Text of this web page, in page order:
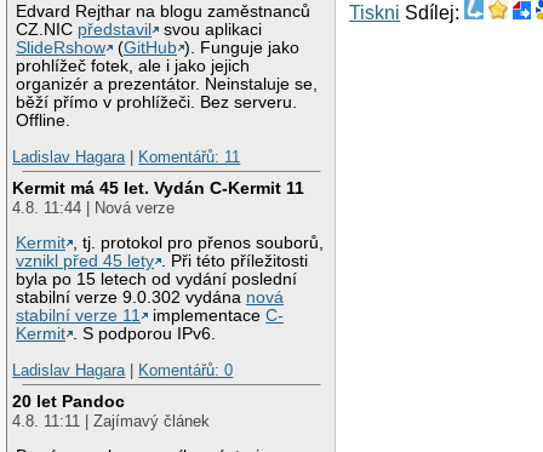
Edvard Rejthar na blogu zaměstnanců
CZ.NIC představil
svou aplikaci
SlideRshow
(GitHub ). Funguje jako
prohlížeč fotek, ale i jako jejich
organizér a prezentátor. Neinstaluje se,
běží přímo v prohlížeči. Bez serveru.
Offline.
Ladislav Hagara | Komentářů: 11
Kermit má 45 let. Vydán C-Kermit 11
4.8. 11:44 | Nová verze
Kermit , tj. protokol pro přenos souborů,
vznikl před 45 lety . Při této příležitosti
byla po 15 letech od vydání poslední
stabilní verze 9.0.302 vydána nová
stabilní verze 11
implementaceC-
Kermit . S podporou IPv6.
Ladislav Hagara | Komentářů: 0
20 let Pandoc
4.8. 11:11 | Zajímavý článek
Tiskni Sdílej: